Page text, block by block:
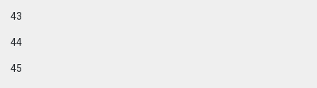
43
44
45